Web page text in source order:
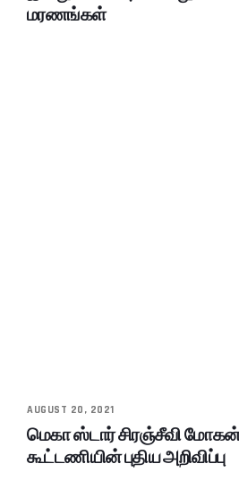
மரணங்கள்
AUGUST 20, 2021
மெகா ஸ்டார் சிரஞ்சீவி மோகன்
கூட்டணியின் புதிய அறிவிப்பு